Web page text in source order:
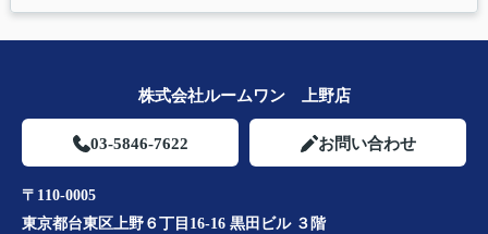
株式会社ルームワン 上野店
03-5846-7622 お問い合わせ
〒110-0005
東京都台東区上野６丁目16-16 黒田ビル ３階